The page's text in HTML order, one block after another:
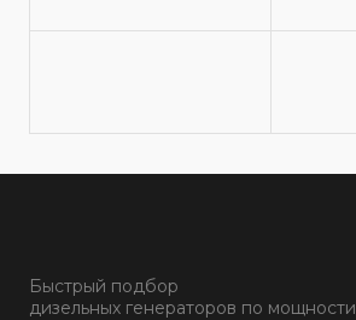
Быстрый подбор
дизельных генераторов по мощности